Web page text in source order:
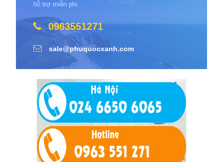
hỗ trợ miễn phí.
0963551271
sale@phuquocxanh.com